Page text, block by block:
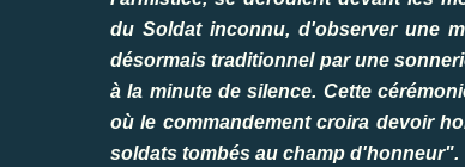
du Soldat inconnu, d'observer une
désormais traditionnel par une
à la minute de silence. Cette
où le commandement croira devoir
soldats tombés au champ d'honneur".